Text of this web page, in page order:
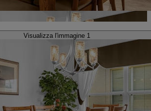
Visualizza l'immagine 1